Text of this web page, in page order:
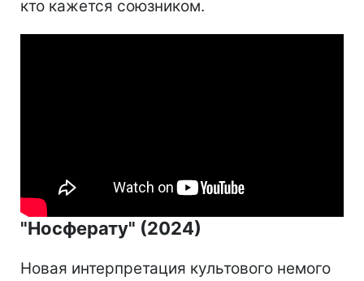
кто кажется союзником.
"Носферату" (2024)
Новая интерпретация культового немого